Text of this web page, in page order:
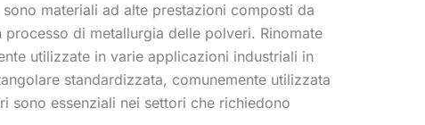
materiali ad alte prestazioni composti da
di metallurgia delle polveri. Rinomate
utilizzate in varie applicazioni industriali in
standardizzata, comunemente utilizzata
sono essenziali nei settori che richiedono